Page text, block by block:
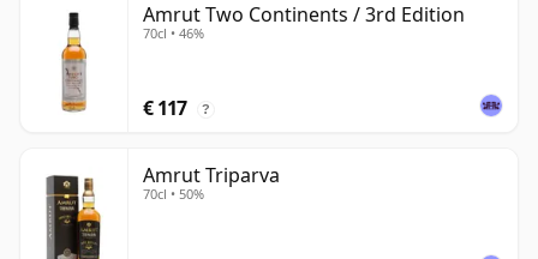
Amrut Two Continents / 3rd Edition
70cl • 46%
€ 117 ?
Amrut Triparva
70cl • 50%